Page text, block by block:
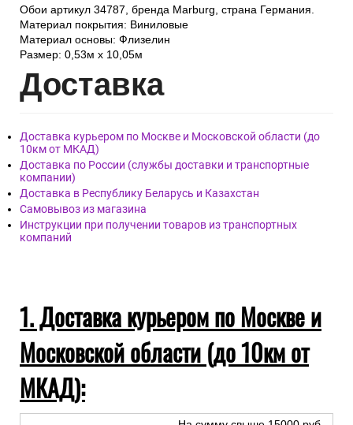
Обои артикул 34787, бренда Marburg, страна Германия.
Материал покрытия: Виниловые
Материал основы: Флизелин
Размер: 0,53м х 10,05м
Доставка
Доставка курьером по Москве и Московской области (до
10км от МКАД)
Доставка по России (службы доставки и транспортные
компании)
Доставка в Республику Беларусь и Казахстан
Самовывоз из магазина
Инструкции при получении товаров из транспортных
компаний
1. Доставка курьером по Москве и
Московской области (до 10км от
МКАД):